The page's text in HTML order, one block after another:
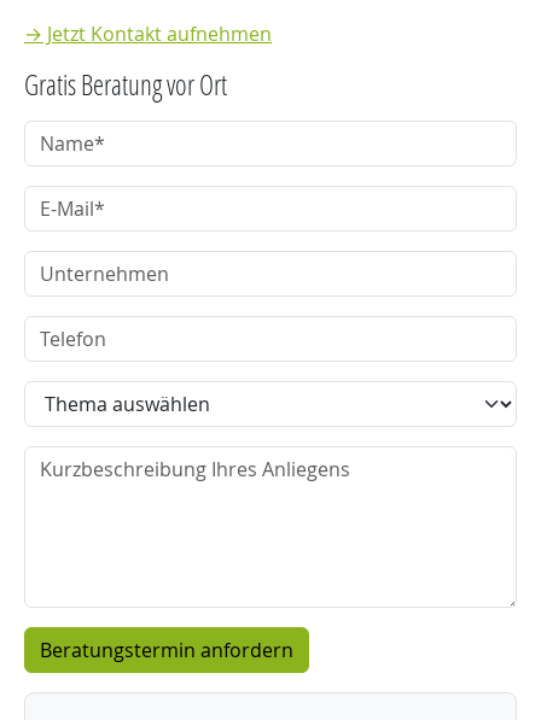
→ Jetzt Kontakt aufnehmen
Gratis Beratung vor Ort
Name
E-Mail
Unternehmen
Telefon
Thema
Nachricht